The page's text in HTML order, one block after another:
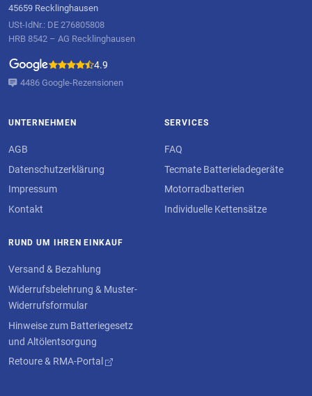
45659 Recklinghausen
USt-IdNr.: DE 276805808
HRB 8542 – AG Recklinghausen
4.9
4486 Google-Rezensionen
UNTERNEHMEN
AGB
Datenschutzerklärung
Impressum
Kontakt
SERVICES
FAQ
Tecmate Batterieladegeräte
Motorradbatterien
Individuelle Kettensätze
RUND UM IHREN EINKAUF
Versand & Bezahlung
Widerrufsbelehrung & Muster-
Widerrufsformular
Hinweise zum Batteriegesetz
und Altölentsorgung
Retoure & RMA-Portal